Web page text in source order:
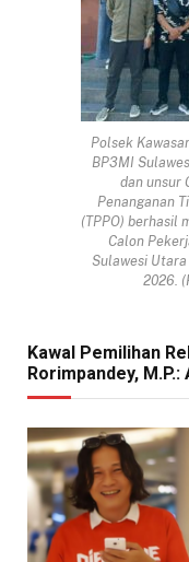
Polsek
BP3MI
dan unsur
Penanganan
(TPPO) berhasil
Calon
Sulawesi Utara
2026.
Kawal Pemilihan
Rorimpandey,